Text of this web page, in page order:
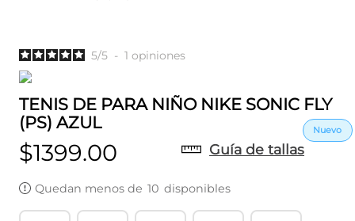
5/5 - 1 opiniones
TENIS DE PARA NIÑO NIKE SONIC FLY
(PS) AZUL
$1399.00 Guía de tallas
Quedan menos de 10 disponibles